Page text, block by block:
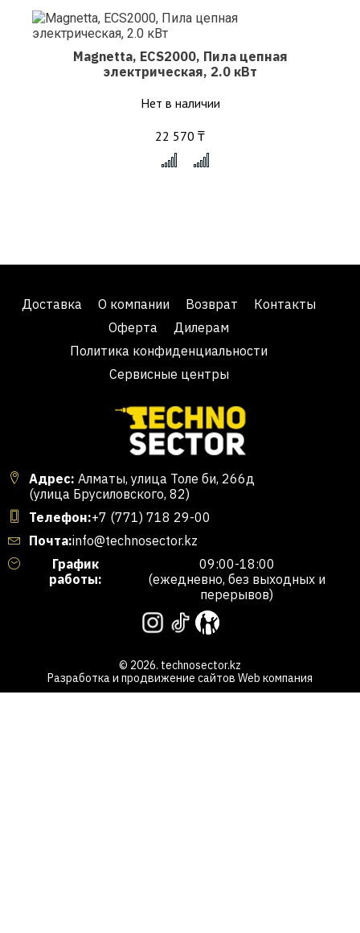
Magnetta, ECS2000, Пила цепная
электрическая, 2.0 кВт
Нет в наличии
22 570 ₸
Доставка О компании Возврат
Контакты
Оферта
Дилерам
Политика конфиденциальности
Сервисные центры
Адрес: Алматы, улица Толе би, 266д
(улица Брусиловского, 82)
Телефон:+7 (771) 718 29-00
Почта:info@technosector.kz
График
работы:
09:00-18:00
(ежедневно, без выходных и
перерывов)
© 2026. technosector.kz
Разработка и продвижение сайтов Web компания